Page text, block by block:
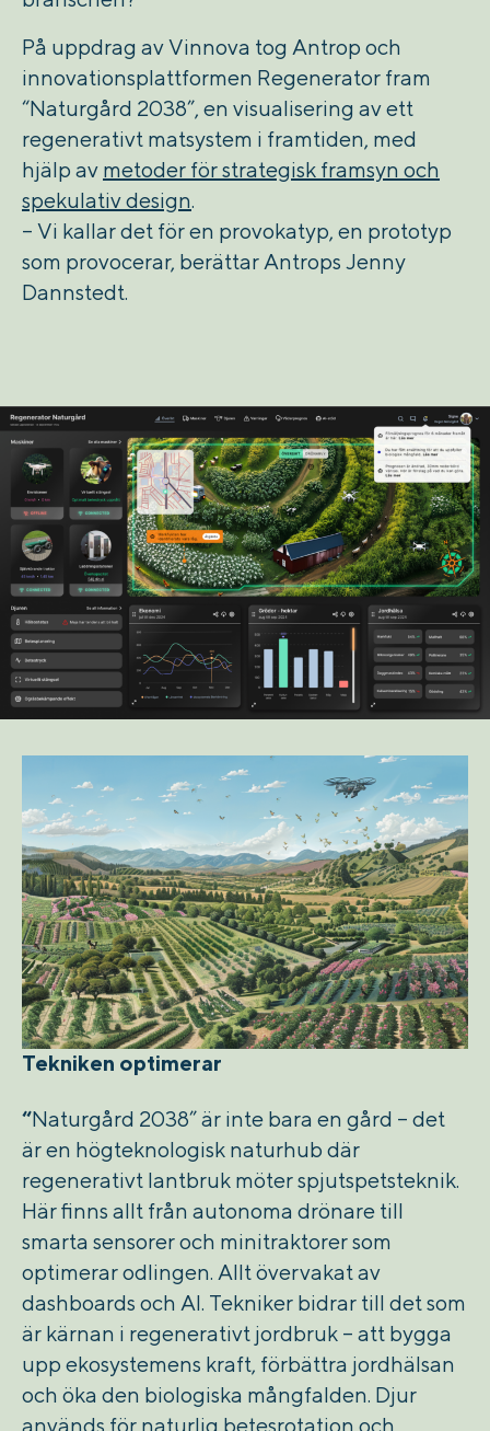
På uppdrag av Vinnova tog Antrop och
innovationsplattformen Regenerator fram
“Naturgård 2038”, en visualisering av ett
regenerativt matsystem i framtiden, med
hjälp av metoder för strategisk framsyn och
spekulativ design.
– Vi kallar det för en provokatyp, en prototyp
som provocerar, berättar Antrops Jenny
Dannstedt.
Tekniken optimerar
“Naturgård 2038” är inte bara en gård – det
är en högteknologisk naturhub där
regenerativt lantbruk möter spjutspetsteknik.
Här finns allt från autonoma drönare till
smarta sensorer och minitraktorer som
optimerar odlingen. Allt övervakat av
dashboards och AI. Tekniker bidrar till det som
är kärnan i regenerativt jordbruk – att bygga
upp ekosystemens kraft, förbättra jordhälsan
och öka den biologiska mångfalden. Djur
används för naturlig betesrotation och